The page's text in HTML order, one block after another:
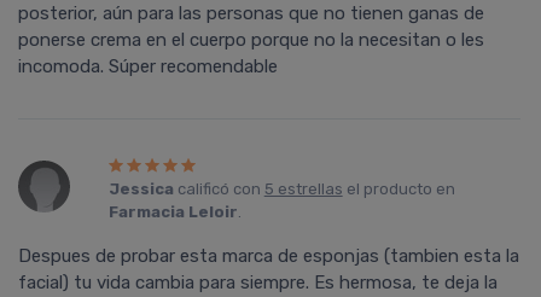
posterior, aún para las personas que no tienen ganas de
ponerse crema en el cuerpo porque no la necesitan o les
incomoda. Súper recomendable
Jessica calificó con 5 estrellas el producto en
Farmacia Leloir.
Despues de probar esta marca de esponjas (tambien esta la
facial) tu vida cambia para siempre. Es hermosa, te deja la